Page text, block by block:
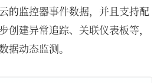
的监控器事件数据，并且支持配
创建异常追踪、关联仪表板等，
据动态监测。